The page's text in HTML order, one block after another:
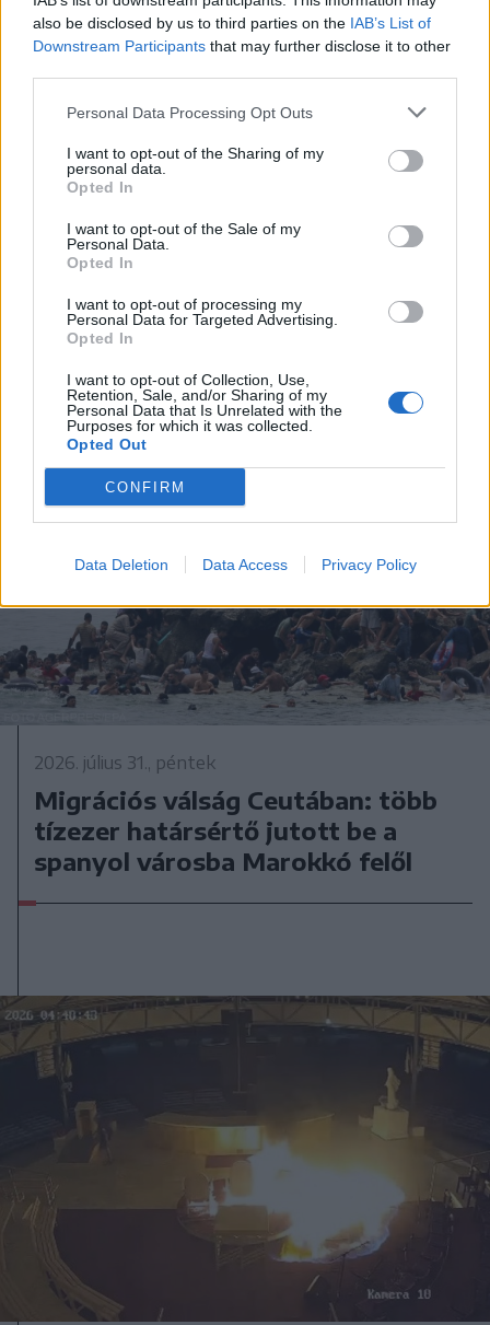
also be disclosed by us to third parties on the IAB’s List of
Downstream Participants that may further disclose it to other
Personal Data Processing Opt Outs
I want to opt-out of the Sharing of my
personal data.
Opted In
I want to opt-out of the Sale of my
Personal Data.
Opted In
I want to opt-out of processing my
Personal Data for Targeted Advertising.
Opted In
I want to opt-out of Collection, Use,
Retention, Sale, and/or Sharing of my
Personal Data that Is Unrelated with the
Purposes for which it was collected.
Opted Out
CONFIRM
Data Deletion Data Access Privacy Policy
futballközösség
Nőileg
Sándor Ella: Na, indíts, s
menjünk!
A rovat további cikkei
2026. július 31., péntek
Migrációs válság Ceutában: több
tízezer határsértő jutott be a
spanyol városba Marokkó felől